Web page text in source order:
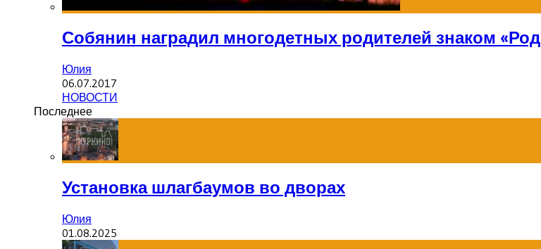
Собянин наградил многодетных родителей знаком
Юлия
06.07.2017
НОВОСТИ
Последнее
Установка шлагбаумов во дворах
Юлия
01.08.2025